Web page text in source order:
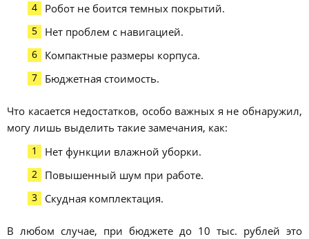
Робот не боится темных покрытий.
Нет проблем с навигацией.
Компактные размеры корпуса.
Бюджетная стоимость.
Что касается недостатков, особо важных я не обнаружил,
могу лишь выделить такие замечания, как:
Нет функции влажной уборки.
Повышенный шум при работе.
Скудная комплектация.
В любом случае, при бюджете до 10 тыс. рублей это